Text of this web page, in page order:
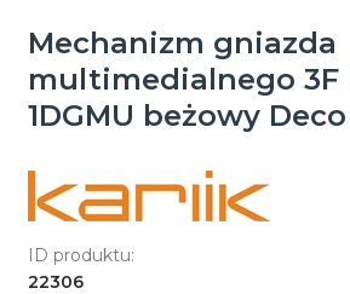
Mechanizm gniazda
multimedialnego 3F
1DGMU beżowy
ID produktu:
22306